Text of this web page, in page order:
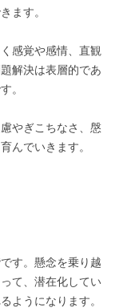
ます。
感覚や感情、直観
解決は表層的であ
。
やぎこちなさ、慇
んでいきます。
す。懸念を乗り越
て、潜在化してい
ようになります。